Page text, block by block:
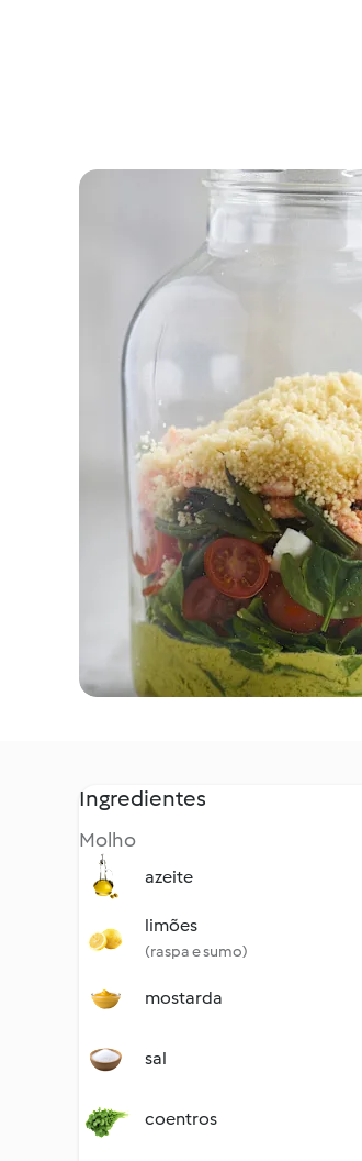
Ingredientes
Molho
azeite
limões
(raspa e sumo)
mostarda
sal
coentros